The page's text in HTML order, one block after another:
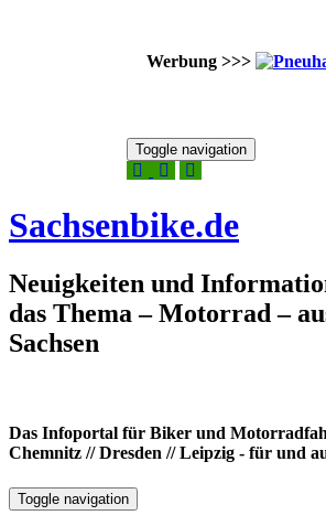
Werbung >>>
Toggle navigation
Sachsenbike.de
Neuigkeiten und
das Thema – Motorrad –
Sachsen
Das Infoportal für Biker und
Chemnitz // Dresden // Leipzig - für und
Toggle navigation